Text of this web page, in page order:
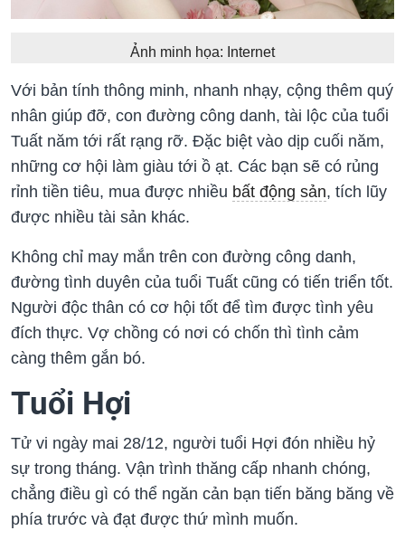
Ảnh minh họa: Internet
Với bản tính thông minh, nhanh nhạy, cộng thêm quý
nhân giúp đỡ, con đường công danh, tài lộc của tuổi
Tuất năm tới rất rạng rỡ. Đặc biệt vào dịp cuối năm,
những cơ hội làm giàu tới ồ ạt. Các bạn sẽ có rủng
rỉnh tiền tiêu, mua được nhiều bất động sản, tích lũy
được nhiều tài sản khác.
Không chỉ may mắn trên con đường công danh,
đường tình duyên của tuổi Tuất cũng có tiến triển tốt.
Người độc thân có cơ hội tốt để tìm được tình yêu
đích thực. Vợ chồng có nơi có chốn thì tình cảm
càng thêm gắn bó.
Tuổi Hợi
Tử vi ngày mai 28/12, người tuổi Hợi đón nhiều hỷ
sự trong tháng. Vận trình thăng cấp nhanh chóng,
chẳng điều gì có thể ngăn cản bạn tiến băng băng về
phía trước và đạt được thứ mình muốn.